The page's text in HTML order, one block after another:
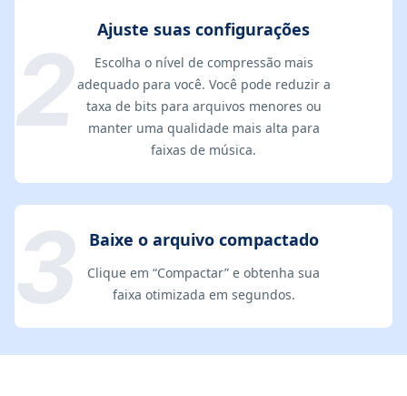
Ajuste suas configurações
Escolha o nível de compressão mais
adequado para você. Você pode reduzir a
taxa de bits para arquivos menores ou
manter uma qualidade mais alta para
faixas de música.
Baixe o arquivo compactado
Clique em “Compactar” e obtenha sua
faixa otimizada em segundos.